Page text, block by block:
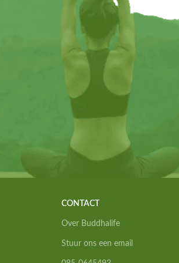
CONTACT
Over Buddhalife
Stuur ons een email